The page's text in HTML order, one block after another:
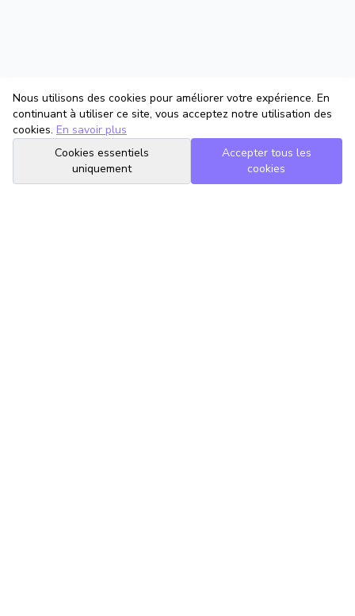
Nous utilisons des cookies pour améliorer votre expérience. En
continuant à utiliser ce site, vous acceptez notre utilisation des
cookies. En savoir plus
Cookies essentiels
uniquement
Accepter tous les
cookies